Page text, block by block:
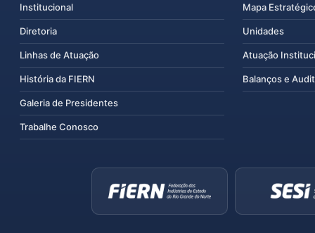
Institucional
Diretoria
Linhas de Atuação
História da FIERN
Galeria de Presidentes
Trabalhe Conosco
Mapa
Unidades
Atuação
Balanços e